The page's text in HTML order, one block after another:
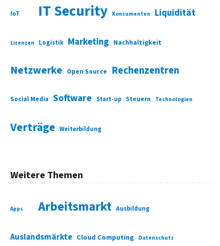
IoT IT Security Konsumenten Liquidität
Lizenzen Logistik Marketing Nachhaltigkeit
Netzwerke Open Source Rechenzentren
Social Media Software Start-up Steuern Technologien
Verträge Weiterbildung
Weitere Themen
Apps Arbeitsmarkt Ausbildung
Auslandsmärkte Cloud Computing Datenschutz